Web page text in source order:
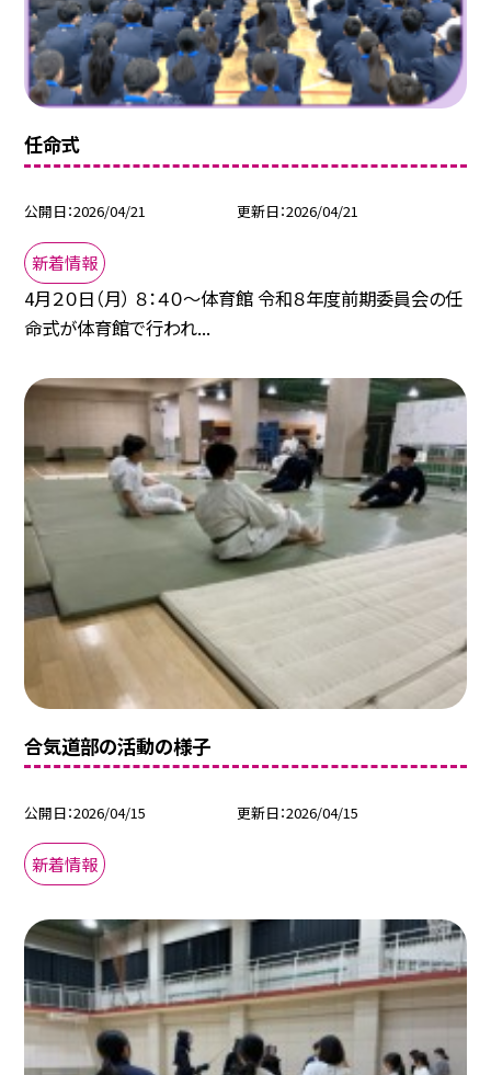
任命式
公開日 2026/04/21 更新日 2026/04/21
新着情報
4月２０日（月） ８：４０～体育館 令和８年度前期委員会の任
命式が体育館で行われ...
合気道部の活動の様子
公開日 2026/04/15 更新日 2026/04/15
新着情報